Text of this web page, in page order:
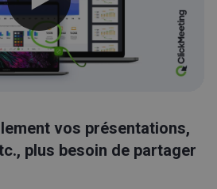
vos présentations,
plus besoin de partager